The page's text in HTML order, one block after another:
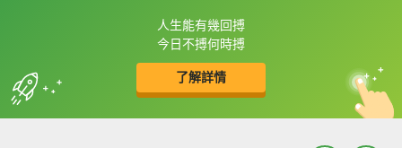
人生能有幾回搏
今日不搏何時搏
了解詳情
框選或點兩下字幕可以直接查字典喔！